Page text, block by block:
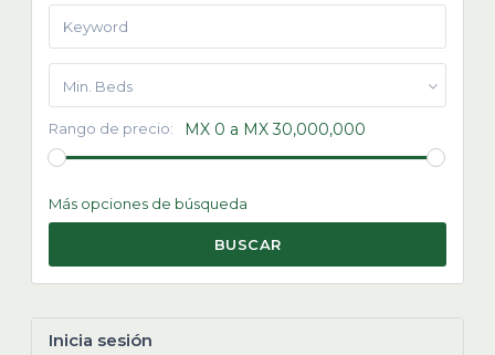
Min. Beds
Rango de precio: MX 0 a MX 30,000,000
Más opciones de búsqueda
BUSCAR
Inicia sesión